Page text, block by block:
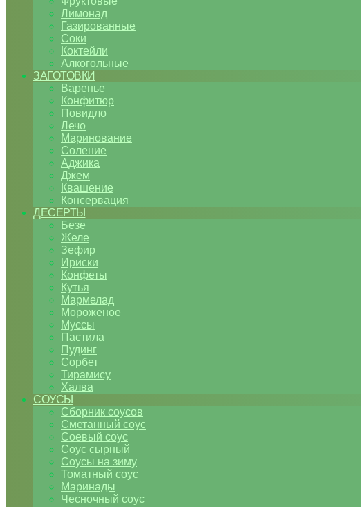
Лимонад
Газированные
Соки
Коктейли
Алкогольные
ЗАГОТОВКИ
Варенье
Конфитюр
Повидло
Лечо
Маринование
Соление
Аджика
Джем
Квашение
Консервация
ДЕСЕРТЫ
Безе
Желе
Зефир
Ириски
Конфеты
Кутья
Мармелад
Мороженое
Муссы
Пастила
Пудинг
Сорбет
Тирамису
Халва
СОУСЫ
Сборник соусов
Сметанный соус
Соевый соус
Соус сырный
Соусы на зиму
Томатный соус
Маринады
Чесночный соус